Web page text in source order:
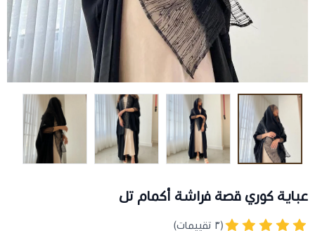
عباية كوري قصة فراشة أكمام تل
(٣ تقييمات)